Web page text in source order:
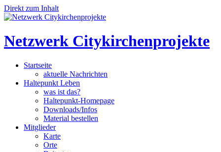
Direkt zum Inhalt
Netzwerk Citykirchenprojekte
Startseite
aktuelle Nachrichten
Haltepunkt Leben
was ist das?
Haltepunkt-Homepage
Downloads/Infos
Material bestellen
Mitglieder
Karte
Orte